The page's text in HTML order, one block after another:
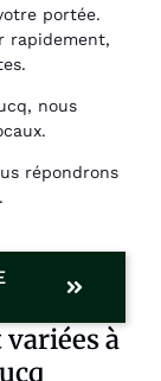
portée.
rapidement,
nous
répondrons
à